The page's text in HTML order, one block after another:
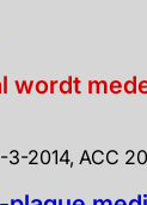
wordt
2014, ACC